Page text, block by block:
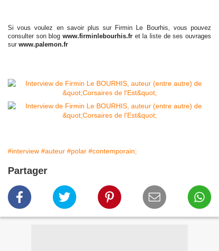
Si vous voulez en savoir plus sur Firmin Le Bourhis, vous pouvez
consulter son blog www.firminlebourhis.fr et la liste de ses ouvrages
sur www.palemon.fr
#interview #auteur #polar #contemporain;
Partager